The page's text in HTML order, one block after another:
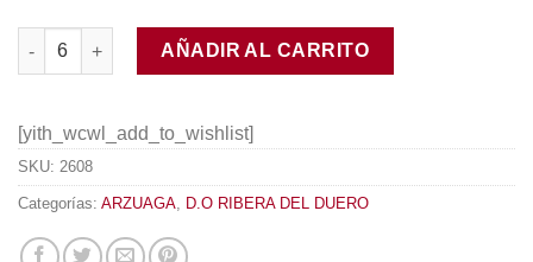
Gran Arzuaga 2014 cantidad
AÑADIR AL CARRITO
[yith_wcwl_add_to_wishlist]
SKU: 2608
Categorías: ARZUAGA, D.O RIBERA DEL DUERO